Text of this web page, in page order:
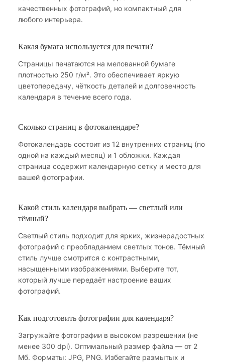
качественных фотографий, но компактный для
любого интерьера.
Какая бумага используется для печати?
Страницы печатаются на мелованной бумаге
плотностью 250 г/м². Это обеспечивает яркую
цветопередачу, чёткость деталей и долговечность
календаря в течение всего года.
Сколько страниц в фотокалендаре?
Фотокалендарь состоит из 12 внутренних страниц (по
одной на каждый месяц) и 1 обложки. Каждая
страница содержит календарную сетку и место для
вашей фотографии.
Какой стиль календаря выбрать — светлый или
тёмный?
Светлый стиль подходит для ярких, жизнерадостных
фотографий с преобладанием светлых тонов. Тёмный
стиль лучше смотрится с контрастными,
насыщенными изображениями. Выберите тот,
который лучше передаёт настроение ваших
фотографий.
Как подготовить фотографии для календаря?
Загружайте фотографии в высоком разрешении (не
менее 300 dpi). Оптимальный размер файла — от 2
Мб. Форматы: JPG, PNG. Избегайте размытых и